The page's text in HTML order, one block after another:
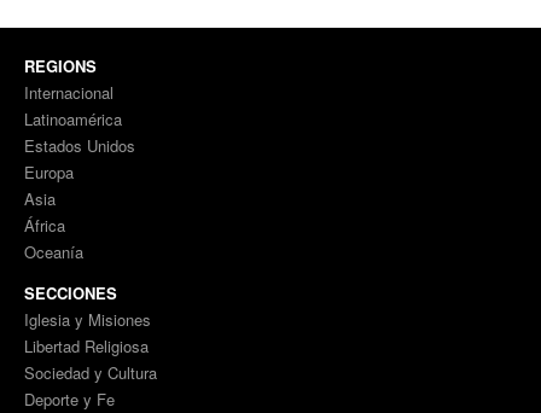
REGIONS
Internacional
Latinoamérica
Estados Unidos
Europa
Asia
África
Oceanía
SECCIONES
Iglesia y Misiones
Libertad Religiosa
Sociedad y Cultura
Deporte y Fe